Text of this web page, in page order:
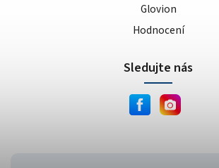
Glovion
Hodnocení
Sledujte nás